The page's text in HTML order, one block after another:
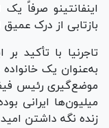
اینفانتینو صرفاً
بازتابی از درک
تاجرنیا با تأکید
به‌عنوان یک
موضع‌گیری رئیس
میلیون‌ها ایرانی
زنده نگه داشتن